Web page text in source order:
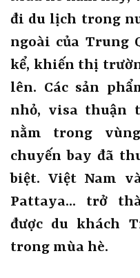
đi du lịch trong
ngoài của Trung
kể, khiến thị
lên. Các sản
nhỏ, visa thuận
nằm trong
chuyến bay đã
biệt. Việt Nam
Pattaya... trở
được du khách
trong mùa hè.